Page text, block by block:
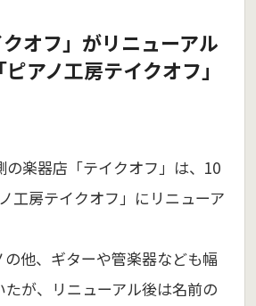
オフ」がリニューアル
アノ工房テイクオフ」
の楽器店「テイクオフ」は、10
工房テイクオフ」にリニューア
の他、ギターや管楽器なども幅
たが、リニューアル後は名前の